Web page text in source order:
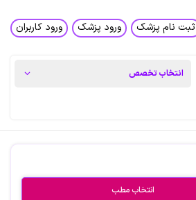
ثبت نام پزشک ورود پزشک ورود کاربران
انتخاب مطب